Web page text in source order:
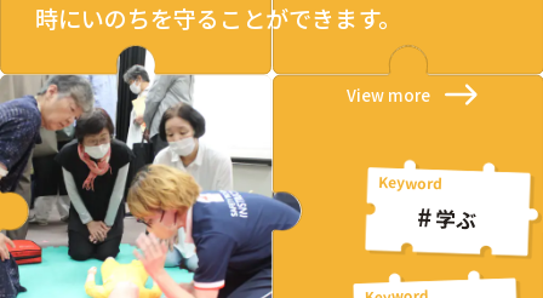
時にいのちを守ることができます。
View more
学ぶ